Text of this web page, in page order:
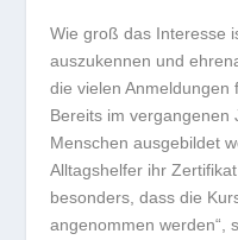
Wie groß das Interesse
auszukennen und
die vielen Anmeldungen
Bereits im vergangenen
Menschen ausgebildet
Alltagshelfer ihr
besonders, dass die
angenommen werden“,